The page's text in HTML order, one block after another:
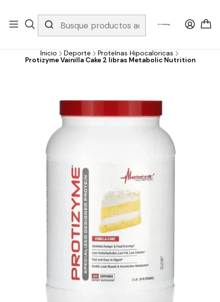
Whatsapp 3229079958/ Fijo 6019251796 / Envios a todo el país y
gratis apartir de 199.000!
Inicio Deporte
Proteínas Hipocaloricas
Protizyme Vainilla Cake 2 libras Metabolic Nutrition